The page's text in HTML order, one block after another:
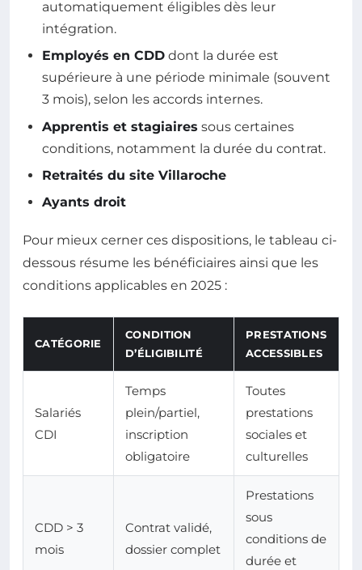
automatiquement éligibles dès leur
intégration.
Employés en CDD dont la durée est
supérieure à une période minimale (souvent
3 mois), selon les accords internes.
Apprentis et stagiaires sous certaines
conditions, notamment la durée du contrat.
Retraités du site Villaroche
Ayants droit
Pour mieux cerner ces dispositions, le tableau ci-
dessous résume les bénéficiaires ainsi que les
conditions applicables en 2025 :
CATÉGORIE
CONDITION
D’ÉLIGIBILITÉ
PRESTATIONS
ACCESSIBLES
Salariés
CDI
Temps
plein/partiel,
inscription
obligatoire
Toutes
prestations
sociales et
culturelles
CDD > 3
mois
Contrat validé,
dossier complet
Prestations
sous
conditions de
durée et